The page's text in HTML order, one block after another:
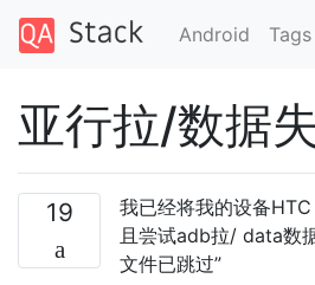
Android Tags
亚行拉/数据
19
我已经将我的设备
且尝试adb拉/ data数
文件已跳过”